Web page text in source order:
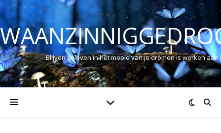
Blijven geloven in het mooie van je dromen is werken aan